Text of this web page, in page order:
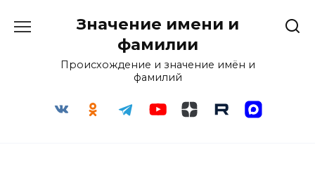
Значение имени и
фамилии
Происхождение и значение имён и
фамилий